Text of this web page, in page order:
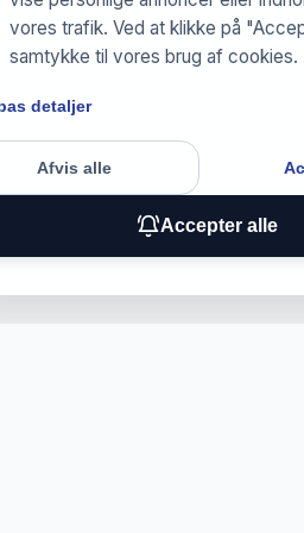
vores trafik. Ved at klikke på
samtykke til vores brug af cookies.
detaljer
Afvis alle
Accepter alle